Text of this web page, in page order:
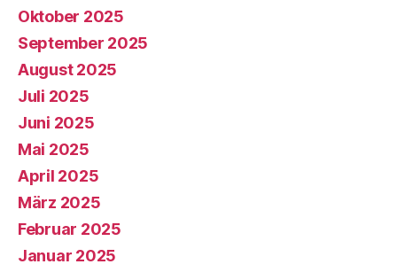
Oktober 2025
September 2025
August 2025
Juli 2025
Juni 2025
Mai 2025
April 2025
März 2025
Februar 2025
Januar 2025